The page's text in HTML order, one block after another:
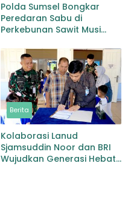
Polda Sumsel Bongkar
Peredaran Sabu di
Perkebunan Sawit Musi
dengan Barang Bukti Sabu
dan Timbangan
Berita
Kolaborasi Lanud
Sjamsuddin Noor dan BRI
Wujudkan Generasi Hebat